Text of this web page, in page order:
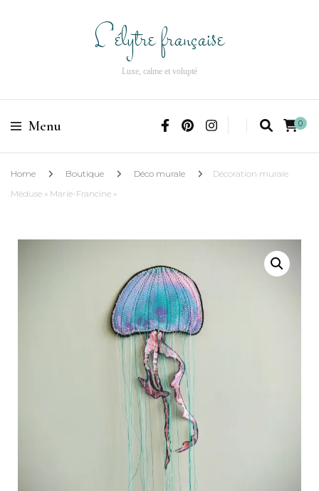
L'élytre française
Luxe, calme et volupté
Menu 0
Home Boutique Déco murale
Décoration murale
Méduse « Marie-Francine »